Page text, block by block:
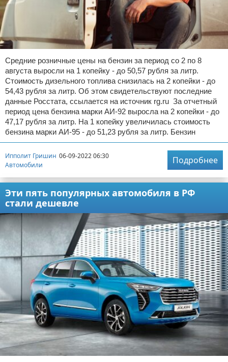
Средние розничные цены на бензин за период со 2 по 8
августа выросли на 1 копейку - до 50,57 рубля за литр.
Стоимость дизельного топлива снизилась на 2 копейки - до
54,43 рубля за литр. Об этом свидетельствуют последние
данные Росстата, ссылается на источник rg.ru За отчетный
период цена бензина марки АИ-92 выросла на 2 копейки - до
47,17 рубля за литр. На 1 копейку увеличилась стоимость
бензина марки АИ-95 - до 51,23 рубля за литр. Бензин
Ипполит Гришин 06-09-2022 06:30
Автомобили
Подробнее
Эти пять популярных автомобиля в РФ
стали дешевле